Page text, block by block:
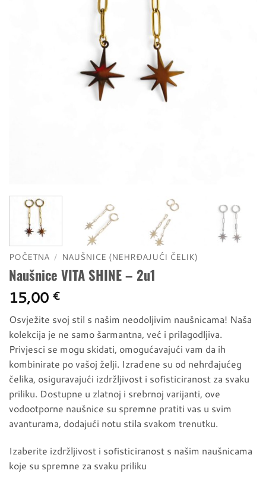
POČETNA / NAUŠNICE (NEHRĐAJUĆI ČELIK)
Naušnice VITA SHINE – 2u1
15,00 €
Osvježite svoj stil s našim neodoljivim naušnicama! Naša
kolekcija je ne samo šarmantna, već i prilagodljiva.
Privjesci se mogu skidati, omogućavajući vam da ih
kombinirate po vašoj želji. Izrađene su od nehrđajućeg
čelika, osiguravajući izdržljivost i sofisticiranost za svaku
priliku. Dostupne u zlatnoj i srebrnoj varijanti, ove
vodootporne naušnice su spremne pratiti vas u svim
avanturama, dodajući notu stila svakom trenutku.
Izaberite izdržljivost i sofisticiranost s našim naušnicama
koje su spremne za svaku priliku